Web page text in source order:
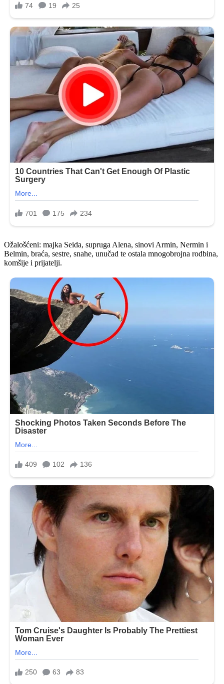
Ožalošćeni: majka Seida, supruga Alena, sinovi Armin, Nermin i
Belmin, braća, sestre, snahe, unučad te ostala mnogobrojna rodbina,
komšije i prijatelji.